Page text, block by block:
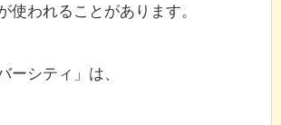
使われることがあります。
ーシティ」は、